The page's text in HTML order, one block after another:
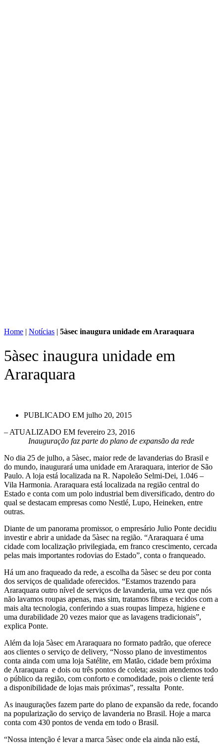
Home | Notícias | 5àsec inaugura unidade em Araraquara
5àsec inaugura unidade em
Araraquara
PUBLICADO EM julho 20, 2015
– ATUALIZADO EM fevereiro 23, 2016
Inauguração faz parte do plano de expansão da rede
No dia 25 de julho, a 5àsec, maior rede de lavanderias do Brasil e
do mundo, inaugurará uma unidade em Araraquara, interior de São
Paulo. A loja está localizada na R. Napoleão Selmi-Dei, 1.046 –
Vila Harmonia. Araraquara está localizada na região central do
Estado e conta com um polo industrial bem diversificado, dentro do
qual se destacam empresas como Nestlé, Lupo, Heineken, entre
outras.
Diante de um panorama promissor, o empresário Julio Ponte decidiu
investir e abrir a unidade da 5àsec na região. “Araraquara é uma
cidade com localização privilegiada, em franco crescimento, cercada
pelas mais importantes rodovias do Estado”, conta o franqueado.
Há um ano fraqueado da rede, a escolha da 5àsec se deu por conta
dos serviços de qualidade oferecidos. “Estamos trazendo para
Araraquara outro nível de serviços de lavanderia, uma vez que nós
não lavamos roupas apenas, mas sim, tratamos fibras e tecidos com a
mais alta tecnologia, conferindo a suas roupas limpeza, higiene e
uma durabilidade 20 vezes maior que as lavagens tradicionais”,
explica Ponte.
Além da loja 5àsec em Araraquara no formato padrão, que oferece
aos clientes o serviço de delivery, “Nosso plano de investimentos
conta ainda com uma loja Satélite, em Matão, cidade bem próxima
de Araraquara e dois ou três pontos de coleta; assim atendemos todo
o público da região, com conforto e comodidade, pois o cliente terá
a disponibilidade de lojas mais próximas”, ressalta Ponte.
As inaugurações fazem parte do plano de expansão da rede, focando
na popularização do serviço de lavanderia no Brasil. Hoje a marca
conta com 430 pontos de venda em todo o Brasil.
“Nossa intenção é levar a marca 5àsec onde ela ainda não está,